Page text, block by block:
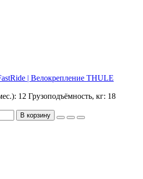
| Велокрепление THULE
12 Грузоподъёмность, кг: 18
В корзину